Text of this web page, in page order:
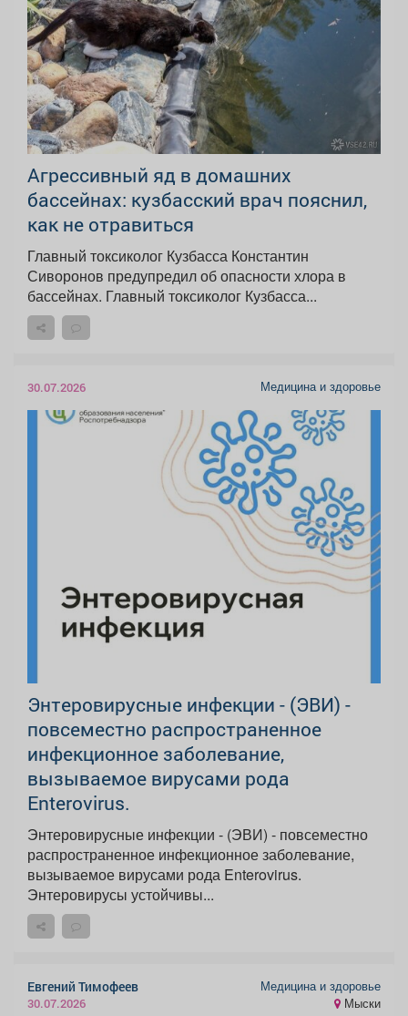
Агрессивный яд в домашних
бассейнах: кузбасский врач пояснил,
как не отравиться
Главный токсиколог Кузбасса Константин
Сиворонов предупредил об опасности хлора в
бассейнах. Главный токсиколог Кузбасса...
30.07.2026 Медицина и здоровье
Энтеровирусные инфекции - (ЭВИ) -
повсеместно распространенное
инфекционное заболевание,
вызываемое вирусами рода
Enterovirus.
Энтеровирусные инфекции - (ЭВИ) - повсеместно
распространенное инфекционное заболевание,
вызываемое вирусами рода Enterovirus.
Энтеровирусы устойчивы...
Евгений Тимофеев
30.07.2026
Медицина и здоровье
Мыски